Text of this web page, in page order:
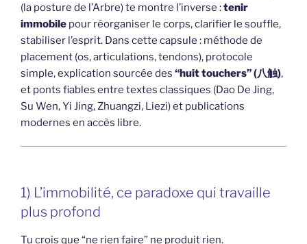
(la posture de l’Arbre) te montre l’inverse :tenir
immobile pour réorganiser le corps, clarifier le souffle,
stabiliser l’esprit. Dans cette capsule : méthode de
placement (os, articulations, tendons), protocole
simple, explication sourcée des “huit touchers” (八触),
et ponts fiables entre textes classiques (Dao De Jing,
Su Wen, Yi Jing, Zhuangzi, Liezi) et publications
modernes en accès libre.
1) L’immobilité, ce paradoxe qui travaille
plus profond
Tu crois que “ne rien faire” ne produit rien.